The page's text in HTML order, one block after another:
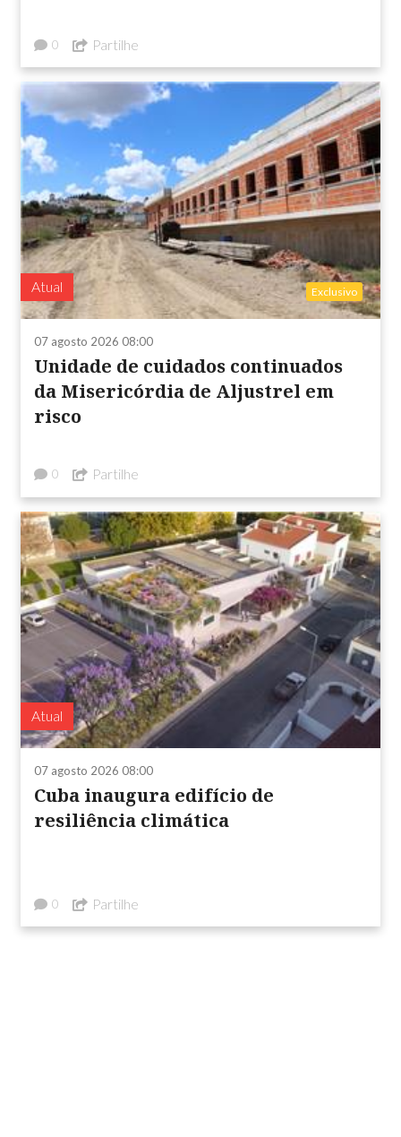
0 Partilhe
Atual Exclusivo
07 agosto 2026 08:00
Unidade de cuidados continuados
da Misericórdia de Aljustrel em
risco
0 Partilhe
Atual
07 agosto 2026 08:00
Cuba inaugura edifício de
resiliência climática
0 Partilhe